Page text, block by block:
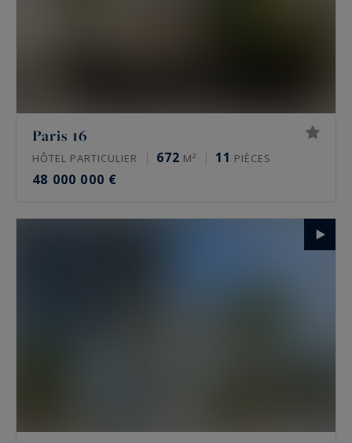
Paris 16
HÔTEL PARTICULIER 672 M² 11 PIÈCES
48 000 000 €